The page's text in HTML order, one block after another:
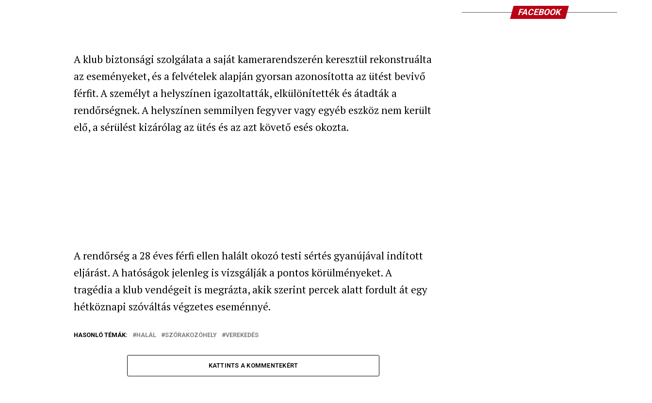
A klub biztonsági szolgálata a saját kamerarendszerén keresztül rekonstruálta
az eseményeket, és a felvételek alapján gyorsan azonosította az ütést bevivő
férfit. A személyt a helyszínen igazoltatták, elkülönítették és átadták a
rendőrségnek. A helyszínen semmilyen fegyver vagy egyéb eszköz nem került
elő, a sérülést kizárólag az ütés és az azt követő esés okozta.
A rendőrség a 28 éves férfi ellen halált okozó testi sértés gyanújával indított
eljárást. A hatóságok jelenleg is vizsgálják a pontos körülményeket. A
tragédia a klub vendégeit is megrázta, akik szerint percek alatt fordult át egy
hétköznapi szóváltás végzetes eseménnyé.
HASONLÓ TÉMÁK: HALÁL SZÓRAKOZÓHELY VEREKEDÉS
KATTINTS A KOMMENTEKÉRT
FACEBOOK